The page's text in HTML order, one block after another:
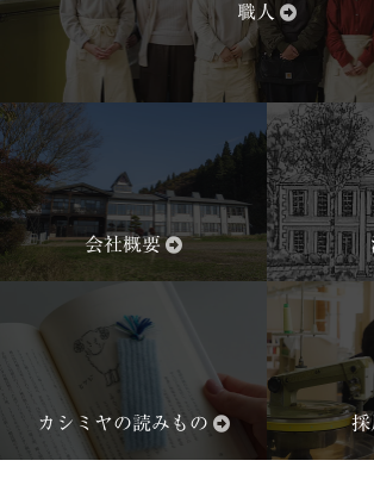
職人
会社概要
カシミヤの読みもの 採